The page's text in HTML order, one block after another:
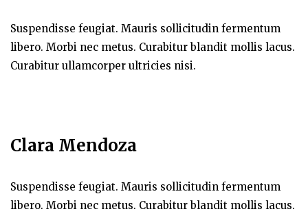
Suspendisse feugiat. Mauris sollicitudin fermentum
libero. Morbi nec metus. Curabitur blandit mollis lacus.
Curabitur ullamcorper ultricies nisi.
Clara Mendoza
Suspendisse feugiat. Mauris sollicitudin fermentum
libero. Morbi nec metus. Curabitur blandit mollis lacus.